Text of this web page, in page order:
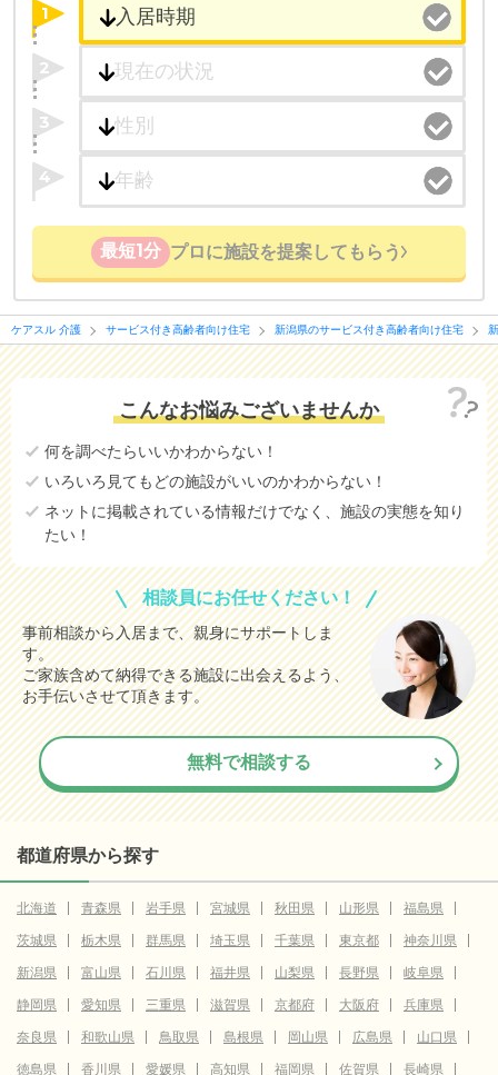
1
2
3
4
最短1分 プロに施設を提案してもらう
ケアスル 介護 サービス付き高齢者向け住宅 新潟県のサービス付き高齢者向け住宅
こんなお悩みございませんか
何を調べたらいいかわからない！
いろいろ見てもどの施設がいいのかわからない！
ネットに掲載されている情報だけでなく、施設の実態を知り
たい！
相談員にお任せください！
事前相談から入居まで、親身にサポートしま
す。
ご家族含めて納得できる施設に出会えるよう、
お手伝いさせて頂きます。
無料で相談する
都道府県から探す
北海道 青森県 岩手県 宮城県 秋田県 山形県
福島県
茨城県
栃木県 群馬県 埼玉県 千葉県 東京都
神奈川県
新潟県
富山県 石川県 福井県 山梨県 長野県
岐阜県
静岡県
愛知県 三重県 滋賀県 京都府 大阪府
兵庫県
奈良県
和歌山県 鳥取県 島根県 岡山県 広島県
山口県
徳島県
香川県 愛媛県 高知県 福岡県 佐賀県
長崎県